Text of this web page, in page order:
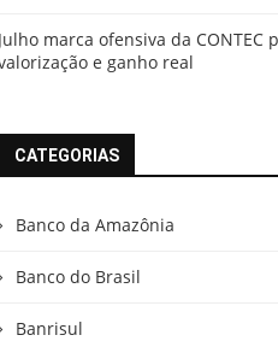
Julho marca ofensiva da CONTEC
e ganho real
CATEGORIAS
Banco da Amazônia
Banco do Brasil
Banrisul